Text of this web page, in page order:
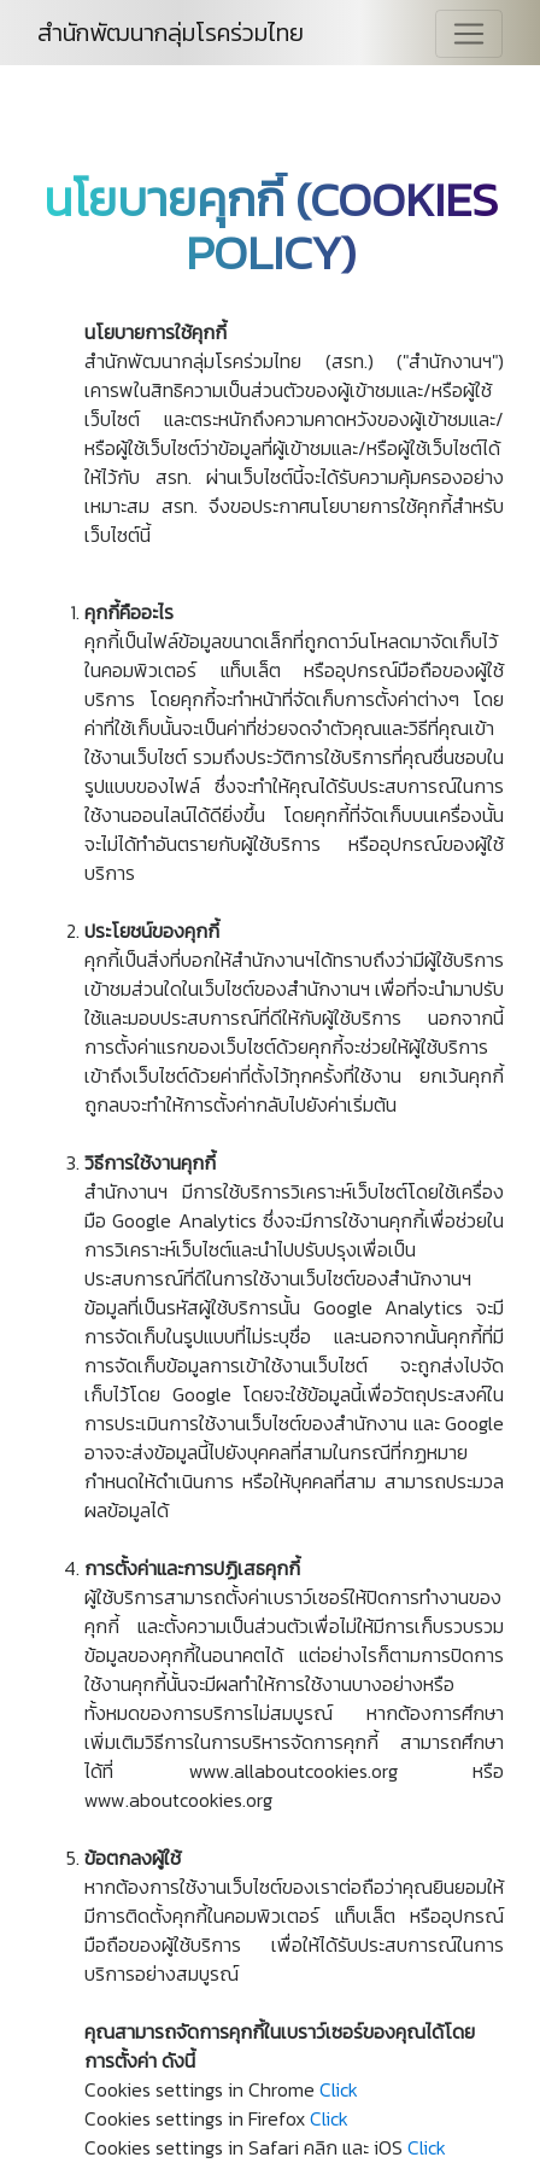
สำนักพัฒนากลุ่มโรคร่วมไทย
นโยบายคุกกี้ (COOKIES
POLICY)
นโยบายการใช้คุกกี้
สำนักพัฒนากลุ่มโรคร่วมไทย (สรท.) ("สำนักงานฯ")
เคารพในสิทธิความเป็นส่วนตัวของผู้เข้าชมและ/หรือผู้ใช้
เว็บไซต์ และตระหนักถึงความคาดหวังของผู้เข้าชมและ/
หรือผู้ใช้เว็บไซต์ว่าข้อมูลที่ผู้เข้าชมและ/หรือผู้ใช้เว็บไซต์ได้
ให้ไว้กับ สรท. ผ่านเว็บไซต์นี้จะได้รับความคุ้มครองอย่าง
เหมาะสม สรท. จึงขอประกาศนโยบายการใช้คุกกี้สำหรับ
เว็บไซต์นี้
คุกกี้คืออะไร
คุกกี้เป็นไฟล์ข้อมูลขนาดเล็กที่ถูกดาว์นโหลดมาจัดเก็บไว้
ในคอมพิวเตอร์ แท็บเล็ต หรืออุปกรณ์มือถือของผู้ใช้
บริการ โดยคุกกี้จะทำหน้าที่จัดเก็บการตั้งค่าต่างๆ โดย
ค่าที่ใช้เก็บนั้นจะเป็นค่าที่ช่วยจดจำตัวคุณและวิธีที่คุณเข้า
ใช้งานเว็บไซต์ รวมถึงประวัติการใช้บริการที่คุณชื่นชอบใน
รูปแบบของไฟล์ ซึ่งจะทำให้คุณได้รับประสบการณ์ในการ
ใช้งานออนไลน์ได้ดียิ่งขึ้น โดยคุกกี้ที่จัดเก็บบนเครื่องนั้น
จะไม่ได้ทำอันตรายกับผู้ใช้บริการ หรืออุปกรณ์ของผู้ใช้
บริการ
ประโยชน์ของคุกกี้
คุกกี้เป็นสิ่งที่บอกให้สำนักงานฯได้ทราบถึงว่ามีผู้ใช้บริการ
เข้าชมส่วนใดในเว็บไซต์ของสำนักงานฯ เพื่อที่จะนำมาปรับ
ใช้และมอบประสบการณ์ที่ดีให้กับผู้ใช้บริการ นอกจากนี้
การตั้งค่าแรกของเว็บไซต์ด้วยคุกกี้จะช่วยให้ผู้ใช้บริการ
เข้าถึงเว็บไซต์ด้วยค่าที่ตั้งไว้ทุกครั้งที่ใช้งาน ยกเว้นคุกกี้
ถูกลบจะทำให้การตั้งค่ากลับไปยังค่าเริ่มต้น
วิธีการใช้งานคุกกี้
สำนักงานฯ มีการใช้บริการวิเคราะห์เว็บไซต์โดยใช้เครื่อง
มือ Google Analytics ซึ่งจะมีการใช้งานคุกกี้เพื่อช่วยใน
การวิเคราะห์เว็บไซต์และนำไปปรับปรุงเพื่อเป็น
ประสบการณ์ที่ดีในการใช้งานเว็บไซต์ของสำนักงานฯ
ข้อมูลที่เป็นรหัสผู้ใช้บริการนั้น Google Analytics จะมี
การจัดเก็บในรูปแบบที่ไม่ระบุชื่อ และนอกจากนั้นคุกกี้ที่มี
การจัดเก็บข้อมูลการเข้าใช้งานเว็บไซต์ จะถูกส่งไปจัด
เก็บไว้โดย Google โดยจะใช้ข้อมูลนี้เพื่อวัตถุประสงค์ใน
การประเมินการใช้งานเว็บไซต์ของสำนักงาน และ Google
อาจจะส่งข้อมูลนี้ไปยังบุคคลที่สามในกรณีที่กฏหมาย
กำหนดให้ดำเนินการ หรือให้บุคคลที่สาม สามารถประมวล
ผลข้อมูลได้
การตั้งค่าและการปฏิเสธคุกกี้
ผู้ใช้บริการสามารถตั้งค่าเบราว์เซอร์ให้ปิดการทำงานของ
คุกกี้ และตั้งความเป็นส่วนตัวเพื่อไม่ให้มีการเก็บรวบรวม
ข้อมูลของคุกกี้ในอนาคตได้ แต่อย่างไรก็ตามการปิดการ
ใช้งานคุกกี้นั้นจะมีผลทำให้การใช้งานบางอย่างหรือ
ทั้งหมดของการบริการไม่สมบูรณ์ หากต้องการศึกษา
เพิ่มเติมวิธีการในการบริหารจัดการคุกกี้ สามารถศึกษา
ได้ที่ www.allaboutcookies.org หรือ
www.aboutcookies.org
ข้อตกลงผู้ใช้
หากต้องการใช้งานเว็บไซต์ของเราต่อถือว่าคุณยินยอมให้
มีการติดตั้งคุกกี้ในคอมพิวเตอร์ แท็บเล็ต หรืออุปกรณ์
มือถือของผู้ใช้บริการ เพื่อให้ได้รับประสบการณ์ในการ
บริการอย่างสมบูรณ์
คุณสามารถจัดการคุกกี้ในเบราว์เซอร์ของคุณได้โดย
การตั้งค่า ดังนี้
Cookies settings in Chrome Click
Cookies settings in FirefoxClick
Cookies settings in Safari คลิก และ iOS Click